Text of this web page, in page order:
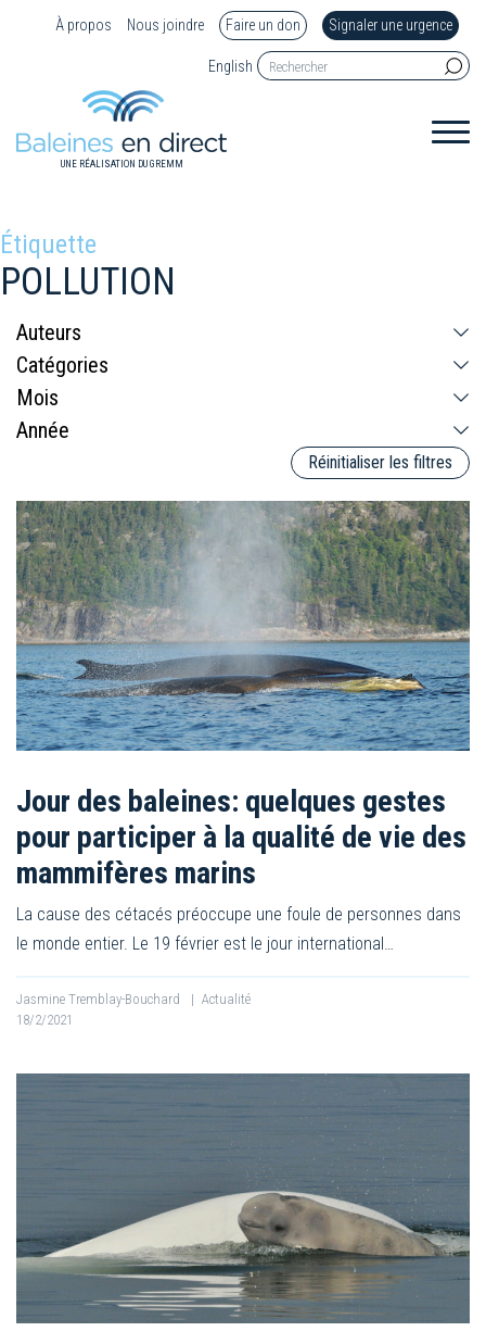
À propos Nous joindre Faire un don Signaler une urgence
English
UNE RÉALISATION DU GREMM
Étiquette
POLLUTION
Réinitialiser les filtres
Jour des baleines: quelques gestes
pour participer à la qualité de vie des
mammifères marins
La cause des cétacés préoccupe une foule de personnes dans
le monde entier. Le 19 février est le jour international…
Jasmine Tremblay-Bouchard | Actualité
18/2/2021